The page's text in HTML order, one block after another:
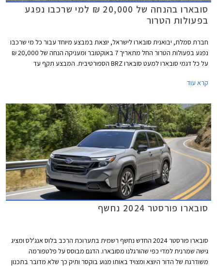
סובארו בהנחה של 20,000 ₪ למי שרכבו נפגע
בפעולות הטרור
חברת סמלת, יבואנית סובארו לישראל, יוצאת במבצע מיוחד עבור כל מי שרכבו
נפגע בפעולות הטרור החל מתאריך 7 באוקטובר ומעניקה הנחה של 20,000 ₪
על כל דגמי סובארו למעט סובארו BRZ הספורטיבית. המבצע תקף עד
כנפגע מס רכוש בעקבות מלחמת חרבות ברזל, ושמחזיקים באישור לכך.
קרא עוד
סובארו פורסטר 2024 נחשף
סובארו פורסטר 2024 החדש נחשף רשמית בתערוכת הרכב בלוס אנג'לס ומציג
גישה שמרנית למדי כפי שהורגלנו מסובארו. הדגם מבוסס על פלטפורמה
משודרגת של הדור היוצא ומצויד באותו מנוע בוקסר ותיק כך שלא מדובר בתכנון